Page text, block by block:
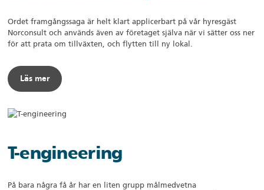
Ordet framgångssaga är helt klart applicerbart på vår hyresgäst
Norconsult och används även av företaget själva när vi sätter oss ner
för att prata om tillväxten, och flytten till ny lokal.
Läs mer
T-engineering
På bara några få år har en liten grupp målmedvetna